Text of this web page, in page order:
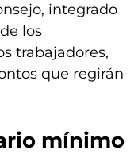
integrado
los
trabajadores,
que regirán
mínimo